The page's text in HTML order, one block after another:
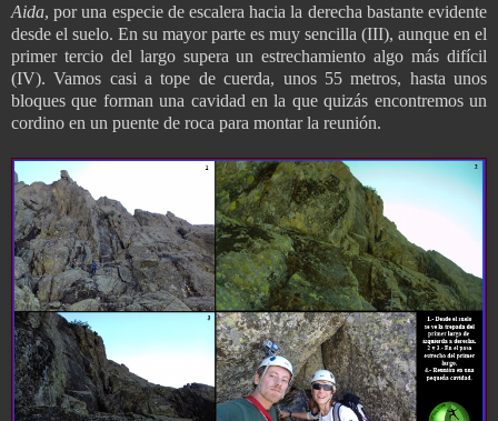
Aida, por una especie de escalera hacia la derecha bastante evidente
desde el suelo. En su mayor parte es muy sencilla (III), aunque en el
primer tercio del largo supera un estrechamiento algo más difícil
(IV). Vamos casi a tope de cuerda, unos 55 metros, hasta unos
bloques que forman una cavidad en la que quizás encontremos un
cordino en un puente de roca para montar la reunión.